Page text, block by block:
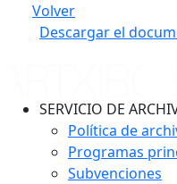
Volver
Descargar el
SERVICIO DE
Política de
Programas
Subvenciones